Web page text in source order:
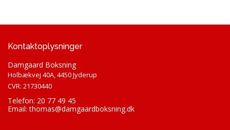
Kontaktoplysninger
Damgaard Boksning
Holbækvej 40A, 4450 Jyderup
CVR: 21730440
Telefon: 20 77 49 45
Email:thomas@damgaardboksning.dk